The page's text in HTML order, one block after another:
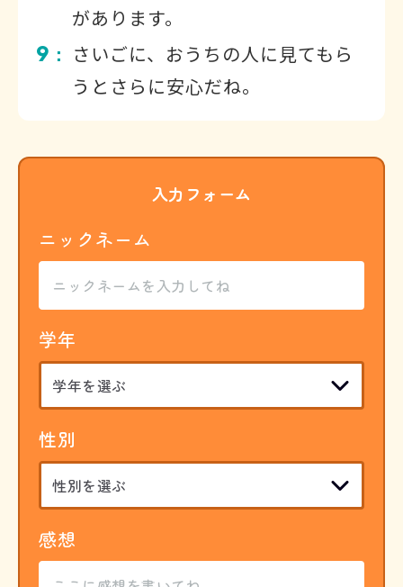
があります。
9 ：
さいごに、おうちの人に見てもら
うとさらに安心だね。
入力フォーム
ニックネーム
学年
性別
感想